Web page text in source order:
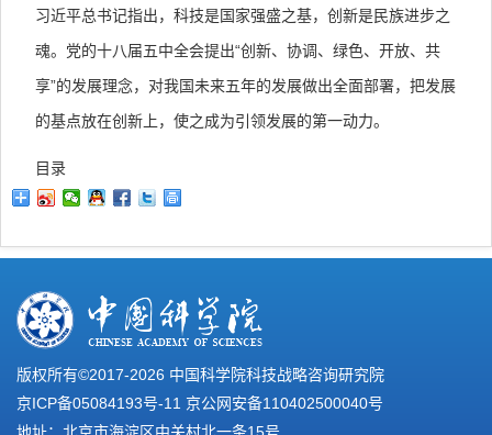
习近平总书记指出，科技是国家强盛之基，创新是民族进步之
魂。党的十八届五中全会提出“创新、协调、绿色、开放、共
享”的发展理念，对我国未来五年的发展做出全面部署，把发展
的基点放在创新上，使之成为引领发展的第一动力。
目录
版权所有©2017-2026 中国科学院科技战略咨询研究院
京ICP备05084193号-11 京公网安备110402500040号